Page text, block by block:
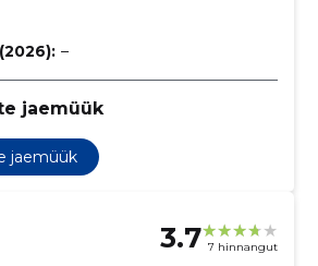
–
jaemüük
jaemüük
3.7 7 hinnangut